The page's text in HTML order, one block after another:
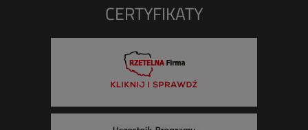
CERTYFIKATY